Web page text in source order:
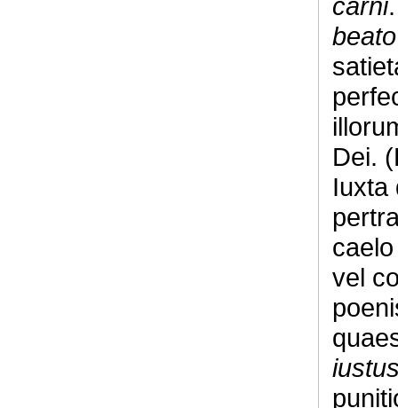
beato
Dei.
Iuxta
vel